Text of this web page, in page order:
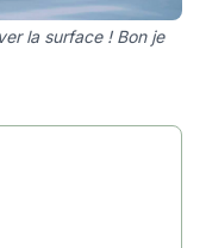
la surface ! Bon je